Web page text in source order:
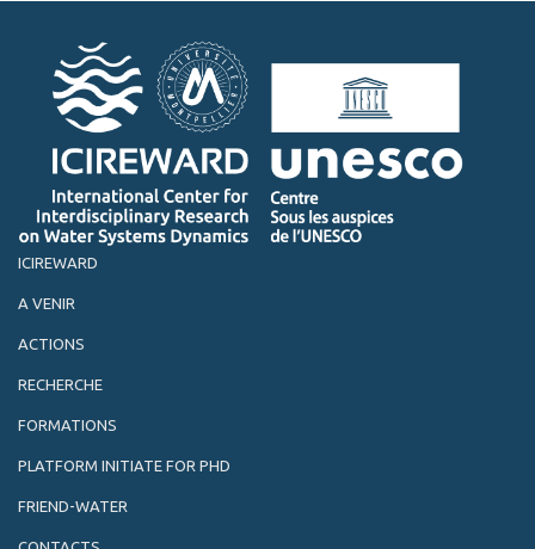
ICIREWARD
A VENIR
ACTIONS
RECHERCHE
FORMATIONS
PLATFORM INITIATE FOR PHD
FRIEND-WATER